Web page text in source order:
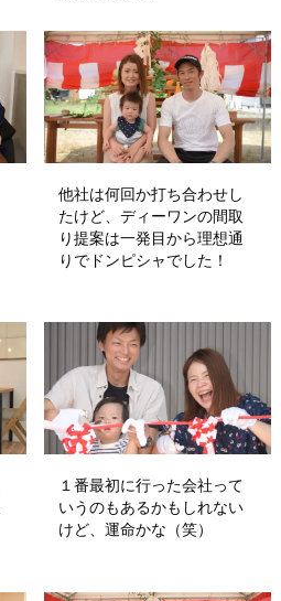
他社は何回か打ち合わせし
たけど、ディーワンの間取
り提案は一発目から理想通
りでドンピシャでした！
１番最初に行った会社って
いうのもあるかもしれない
けど、運命かな（笑）